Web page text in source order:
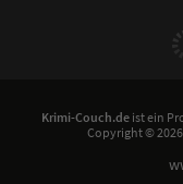
Krimi-Couch.de ist ein
Copyright ©